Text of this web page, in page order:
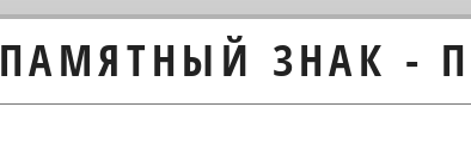
ПАМЯТНЫЙ ЗНАК -